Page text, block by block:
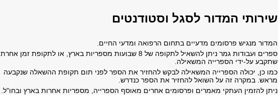
שירותי המדור לסגל וסטודנטים
המדור מנגיש פרסומים מדעיים בתחום הרפואה ומדעי החיים.
ספרים ועבודות גמר ניתן להשאיל לתקופה של 8 שבועות מספריות בארץ, או לתקופת זמן אחרת
שתקבע על-ידי הספרייה המשאילה.
כמו כן, יכולה הספרייה המשאילה לבקש להחזיר את הספר לפני תום תקופת ההשאלה שנקבעה
מראש. במקרה זה על השואל להחזיר את הספר כנדרש.
ניתן להזמין העתקי מאמרים ופרסומים אחרים מאוסף הספרייה, מספריות אחרות בארץ ובחו"ל.